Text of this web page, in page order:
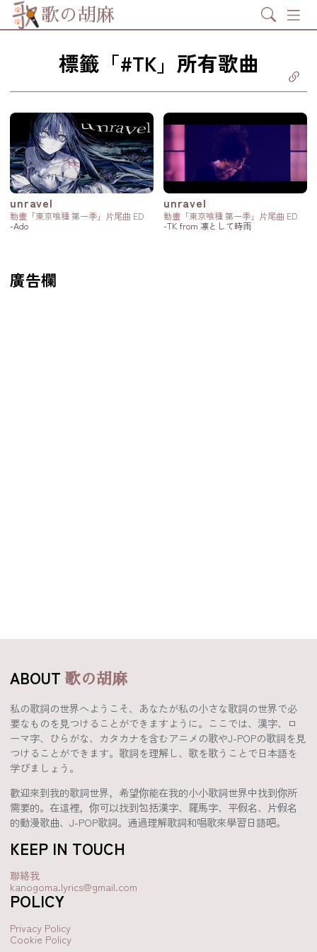
歌の胡麻 Search
標籤「#TK」所有歌曲
unravel
動畫「東京喰種 第一季」片尾曲 ED
-Ado
unravel
動畫「東京喰種 第一季」片尾曲 ED
-TK from 凛として時雨
廣告欄
ABOUT歌の胡麻
私の歌詞の世界へようこそ、あなたが私の小さな歌詞の世界で必
要なものを見つけることができますように。ここでは、漢字、ロ
ーマ字、ひらがな、カタカナを含むアニメの歌やJ-POPの歌詞を見
つけることができます。歌詞を理解し、歌を歌うことで日本語を
学びましょう。
歡迎來到我的歌詞世界，希望你能在我的小小歌詞世界中找到你所
需要的。在這裡，你可以找到包括漢字、羅馬字、平假名、片假名
的動漫歌曲、J-POP歌詞。通過理解歌詞和唱歌來學習日語吧。
KEEP IN TOUCH
聯絡我
kanogoma.lyrics@gmail.com
POLICY
Privacy Policy
Cookie Policy